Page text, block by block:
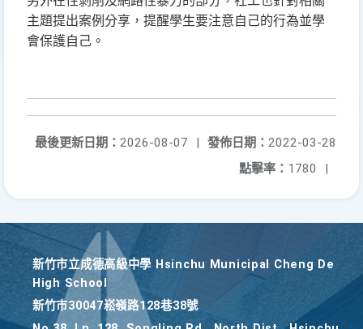
主題提出案例分享，提醒學生要注意自己的行為並學
會保護自己。
發佈日期： 2022-03-28
最後更新日期： 2026-08-07
|
點擊率： 1780 |
新竹巿立成德高級中學 Hsinchu Municipal Cheng De
High School
新竹巿30047崧嶺路128巷38號